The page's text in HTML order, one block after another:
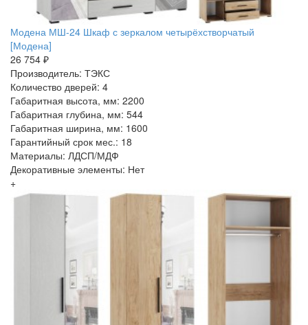
Модена МШ-24 Шкаф с зеркалом четырёхстворчатый
[Модена]
26 754 ₽
Производитель: ТЭКС
Количество дверей: 4
Габаритная высота, мм: 2200
Габаритная глубина, мм: 544
Габаритная ширина, мм: 1600
Гарантийный срок мес.: 18
Материалы: ЛДСП/МДФ
Декоративные элементы: Нет
+